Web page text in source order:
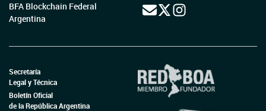
BFA Blockchain Federal
Argentina
Secretaría
Legal y Técnica
Boletín Oficial
de la República Argentina